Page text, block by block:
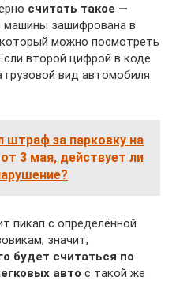
считать такое —
машины зашифрована в
можно посмотреть
второй цифрой в коде
вид автомобиля
штраф за парковку на
3 мая, действует ли
пикап с определённой
значит,
будет считаться по
авто с такой же